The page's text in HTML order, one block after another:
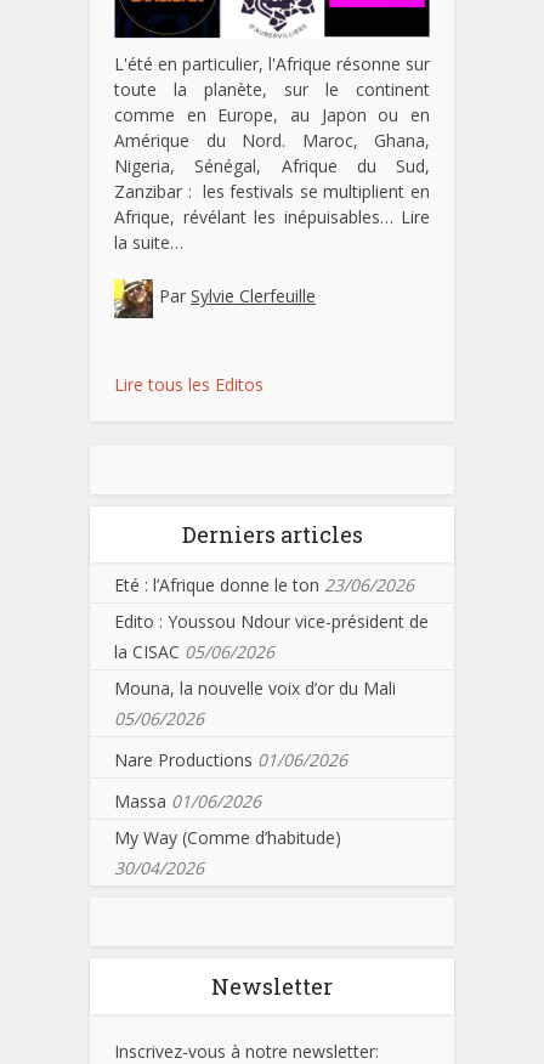
L'été en particulier, l'Afrique résonne sur
toute la planète, sur le continent
comme en Europe, au Japon ou en
Amérique du Nord. Maroc, Ghana,
Nigeria, Sénégal, Afrique du Sud,
Zanzibar : les festivals se multiplient en
Afrique, révélant les inépuisables… Lire
la suite…
Par Sylvie Clerfeuille
Lire tous les Editos
Derniers articles
Eté : l’Afrique donne le ton 23/06/2026
Edito : Youssou Ndour vice-président de
la CISAC 05/06/2026
Mouna, la nouvelle voix d’or du Mali
05/06/2026
Nare Productions 01/06/2026
Massa 01/06/2026
My Way (Comme d’habitude)
30/04/2026
Newsletter
Inscrivez-vous à notre newsletter: